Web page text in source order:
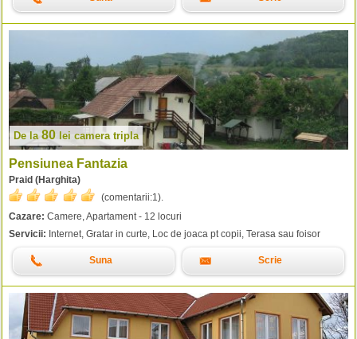
De la 80 lei camera tripla
Pensiunea Fantazia
Praid (Harghita)
(comentarii:1).
Cazare: Camere, Apartament - 12 locuri
Servicii: Internet, Gratar in curte, Loc de joaca pt copii, Terasa sau foisor
Suna Scrie